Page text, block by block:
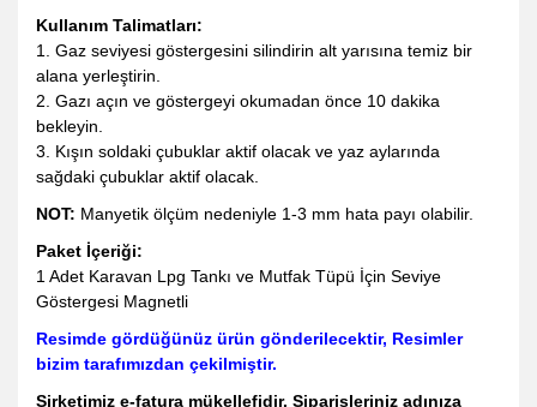
Kullanım Talimatları:
1. Gaz seviyesi göstergesini silindirin alt yarısına temiz bir
alana yerleştirin.
2. Gazı açın ve göstergeyi okumadan önce 10 dakika
bekleyin.
3. Kışın soldaki çubuklar aktif olacak ve yaz aylarında
sağdaki çubuklar aktif olacak.
NOT: Manyetik ölçüm nedeniyle 1-3 mm hata payı olabilir.
Paket İçeriği:
1 Adet Karavan Lpg Tankı ve Mutfak Tüpü İçin Seviye
Göstergesi Magnetli
Resimde gördüğünüz ürün gönderilecektir, Resimler
bizim tarafımızdan çekilmiştir.
Şirketimiz e-fatura mükellefidir. Siparişleriniz adınıza